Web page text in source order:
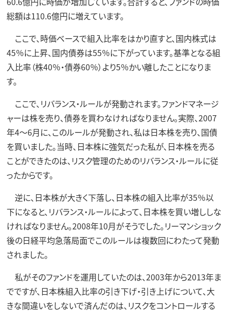
総額は110.6億円に増えています。
ここで、時価ベースで組入比率をはかり直すと、国内株式は
45％に上昇、国内債券は55％に下がっています。基準となる組
入比率（株40％・債券60％）より5％かい離したことになりま
す。
ここで、リバランス・ルールが発動されます。ファンドマネージ
ャーは株を売り、債券を買わなければなりません。実際、2007
年4～6月に、このルールが発動され、私は日本株を売り、国債
を買いました。当時、日本株に強気だった私が、日本株を売る
ことができたのは、リスク管理のためのリバランス・ルールに従
ったからです。
逆に、日本株が大きく下落し、日本株の組入比率が35％以
下になると、リバランス・ルールによって、日本株を買い増ししな
ければなりません。2008年10月がそうでした。リーマンショック
後の日経平均急落局面でこのルールは複数回にわたって発動
されました。
私がそのファンドを運用していたのは、2003年から2013年ま
でですが、日本株組入比率の引き下げ・引き上げについて、大
きな間違いをしないで済んだのは、リスクをコントロールする